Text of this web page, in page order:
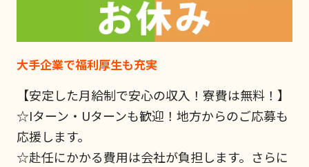
大手企業で福利厚生も充実
【安定した月給制で安心の収入！寮費は無料！】
☆Iターン・Uターンも歓迎！地方からのご応募も
応援します。
☆赴任にかかる費用は会社が負担します。さらに